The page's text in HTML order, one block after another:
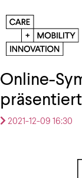
Online-
2021-12-09 16:30